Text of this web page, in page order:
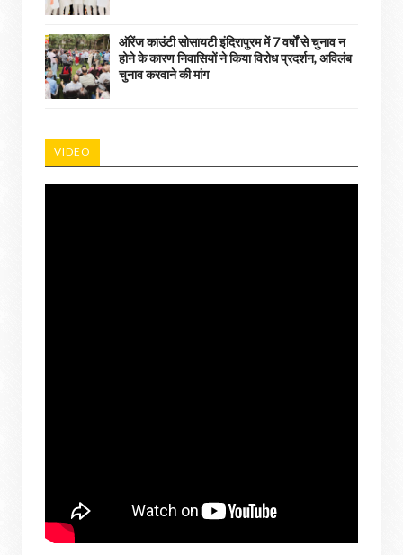
ऑरेंज काउंटी सोसायटी इंदिरापुरम में 7 वर्षों से चुनाव न
होने के कारण निवासियों ने किया विरोध प्रदर्शन, अविलंब
चुनाव करवाने की मांग
VIDEO